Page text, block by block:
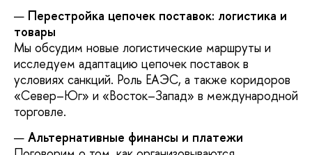
Перестройка цепочек поставок: логистика и
товары
Мы обсудим новые логистические маршруты и
исследуем адаптацию цепочек поставок в
условиях санкций. Роль ЕАЭС, а также коридоров
«Север–Юг» и «Восток–Запад» в международной
торговле.
Альтернативные финансы и платежи